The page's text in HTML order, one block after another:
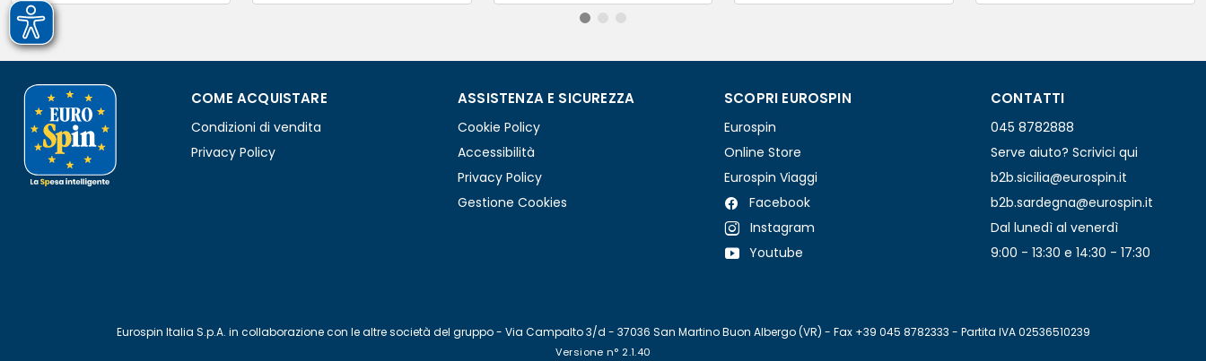
COME ACQUISTARE
Condizioni di vendita
Privacy Policy
ASSISTENZA E SICUREZZA
Cookie Policy
Accessibilità
Privacy Policy
Gestione Cookies
SCOPRI EUROSPIN
Eurospin
Online Store
Eurospin Viaggi
Facebook
Instagram
Youtube
CONTATTI
045 8782888
Serve aiuto? Scrivici qui
b2b.sicilia@eurospin.it
b2b.sardegna@eurospin.it
Dal lunedì al venerdì
9:00 - 13:30 e 14:30 - 17:30
Eurospin Italia S.p.A. in collaborazione con le altre società del gruppo - Via Campalto 3/d - 37036 San Martino Buon Albergo (VR) - Fax +39 045 8782333 - Partita IVA 02536510239
Versione n° 2.1.40